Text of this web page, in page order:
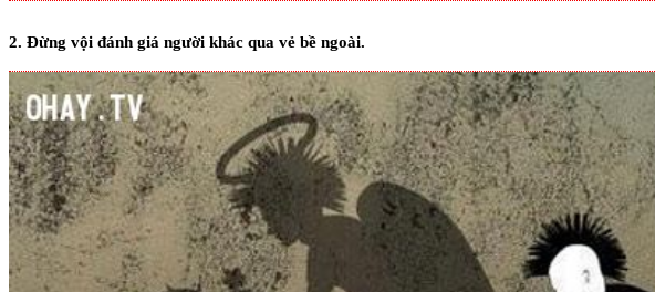
2. Đừng vội đánh giá người khác qua vẻ bề ngoài.